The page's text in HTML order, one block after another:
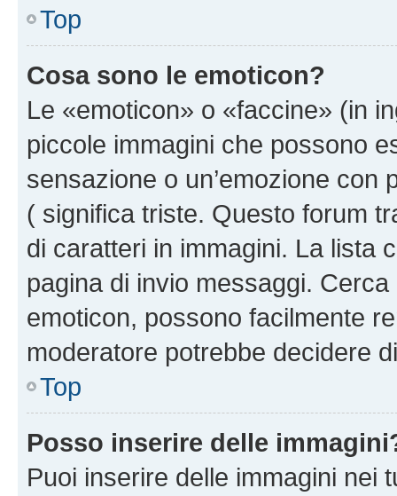
Top
Cosa sono le emoticon?
Le «emoticon» o «faccine» (in
piccole immagini che possono
sensazione o un’emozione
( significa triste. Questo forum
di caratteri in immagini. La lista
pagina di invio messaggi.
emoticon, possono facilmente
moderatore potrebbe decidere
Top
Posso inserire delle
Puoi inserire delle immagini nei